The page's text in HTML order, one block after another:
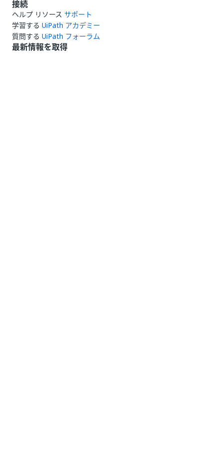
接続
ヘルプ リソース サポート
学習する UiPath アカデミー
質問する UiPath フォーラム
最新情報を取得